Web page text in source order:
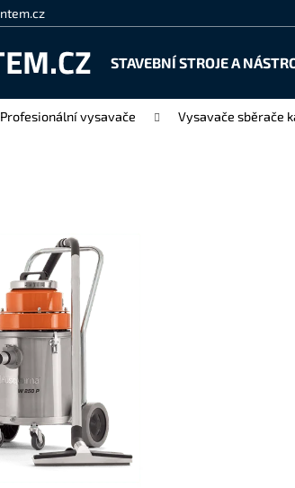
STAVEBNÍ STROJE A
Profesionální vysavače Vysavače sběrače
Co